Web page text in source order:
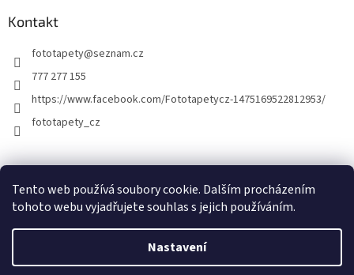
Tento web používá soubory cookie. Dalším procházením
tohoto webu vyjadřujete souhlas s jejich používáním.
Nastavení
Kontakt
fototapety@seznam.cz
777 277 155
https://www.facebook.com/Fototapetycz-1475169522812953/
fototapety_cz
Vytvořil Shoptet